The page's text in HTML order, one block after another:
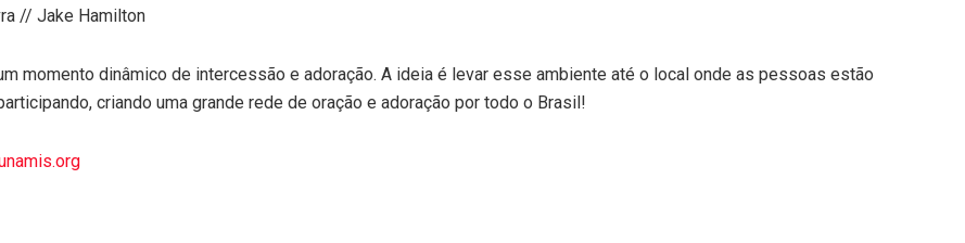
// Jake Hamilton
momento dinâmico de intercessão e adoração. A ideia é levar esse ambiente até o local onde as pessoas estão
criando uma grande rede de oração e adoração por todo o Brasil!